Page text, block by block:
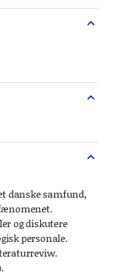
expand_more
expand_more
expand_more
danske samfund,
og diskutere
personale.